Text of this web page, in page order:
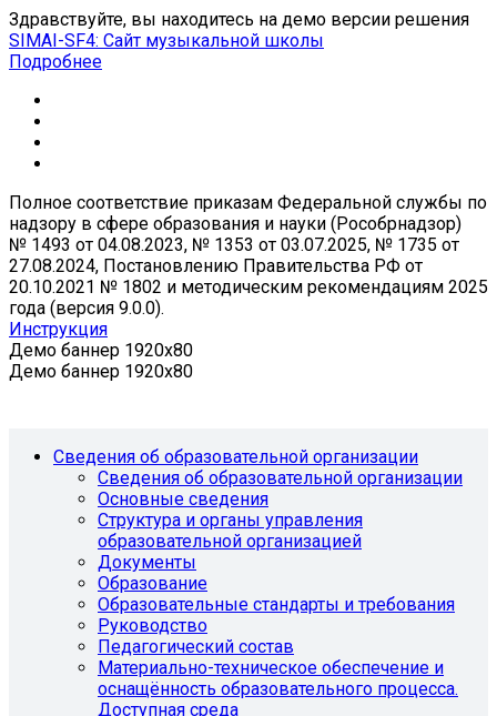
Здравствуйте, вы находитесь на демо версии решения
SIMAI-SF4: Сайт музыкальной школы
Подробнее
Полное соответствие приказам Федеральной службы по
надзору в сфере образования и науки (Рособрнадзор)
№ 1493 от 04.08.2023, № 1353 от 03.07.2025, № 1735 от
27.08.2024, Постановлению Правительства РФ от
20.10.2021 № 1802 и методическим рекомендациям 2025
года (версия 9.0.0).
Инструкция
Демо баннер 1920x80
Демо баннер 1920x80
Сведения об образовательной организации
Сведения об образовательной организации
Основные сведения
Структура и органы управления
образовательной организацией
Документы
Образование
Образовательные стандарты и требования
Руководство
Педагогический состав
Материально-техническое обеспечение и
оснащённость образовательного процесса.
Доступная среда